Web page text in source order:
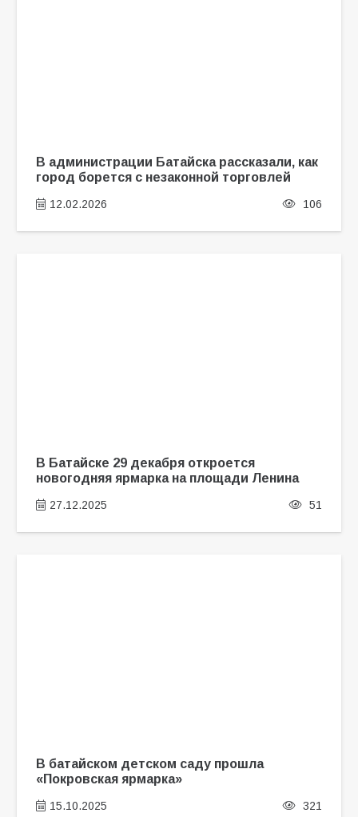
В администрации Батайска рассказали, как
город борется с незаконной торговлей
12.02.2026 106
В Батайске 29 декабря откроется
новогодняя ярмарка на площади Ленина
27.12.2025 51
В батайском детском саду прошла
«Покровская ярмарка»
15.10.2025 321